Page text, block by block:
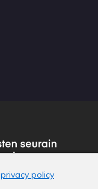
privacy policy